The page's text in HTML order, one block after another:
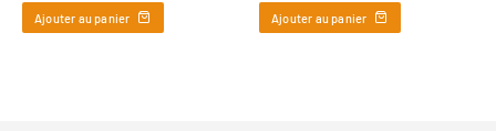
Ajouter au panier Ajouter au panier